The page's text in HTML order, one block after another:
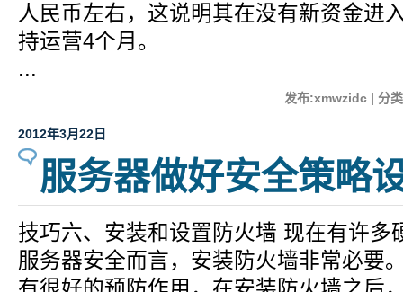
人民币左右，这说明其在没有新资金进
持运营4个月。
...
发布:xmwzidc | 分
2012年3月22日
服务器做好安全策略
技巧六、安装和设置防火墙 现在有许多
服务器安全而言，安装防火墙非常必要